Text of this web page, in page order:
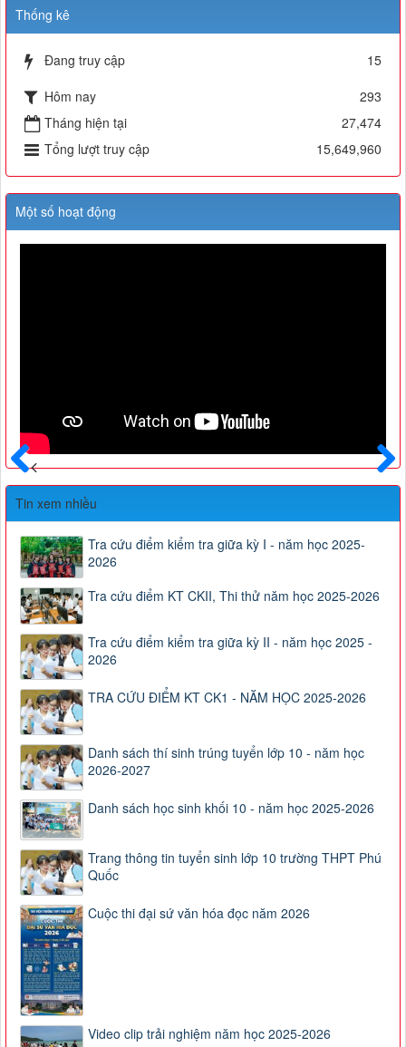
Thống kê
Đang truy cập
15
Hôm nay
293
Tháng hiện tại
27,474
Tổng lượt truy cập
15,649,960
Một số hoạt động
Sau
Trước
Tin xem nhiều
Tra cứu điểm kiểm tra giữa kỳ I - năm học 2025-
2026
Tra cứu điểm KT CKII, Thi thử năm học 2025-2026
Tra cứu điểm kiểm tra giữa kỳ II - năm học 2025 -
2026
TRA CỨU ĐIỂM KT CK1 - NĂM HỌC 2025-2026
Danh sách thí sinh trúng tuyển lớp 10 - năm học
2026-2027
Danh sách học sinh khối 10 - năm học 2025-2026
Trang thông tin tuyển sinh lớp 10 trường THPT Phú
Quốc
Cuộc thi đại sứ văn hóa đọc năm 2026
Video clip trải nghiệm năm học 2025-2026